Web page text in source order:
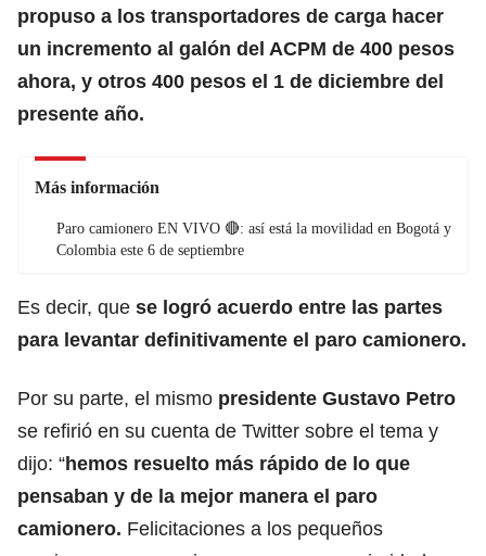
propuso a los transportadores de carga hacer
un incremento al galón del ACPM de 400 pesos
ahora, y otros 400 pesos el 1 de diciembre del
presente año.
Más información
Paro camionero EN VIVO 🔴: así está la movilidad en Bogotá y
Colombia este 6 de septiembre
Es decir, que se logró acuerdo entre las partes
para levantar definitivamente el paro camionero.
Por su parte, el mismo presidente Gustavo Petro
se refirió en su cuenta de Twitter sobre el tema y
dijo: “hemos resuelto más rápido de lo que
pensaban y de la mejor manera el paro
camionero. Felicitaciones a los pequeños